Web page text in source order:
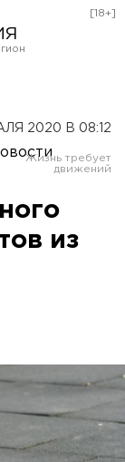
[18+]
2020 В 08:12
из